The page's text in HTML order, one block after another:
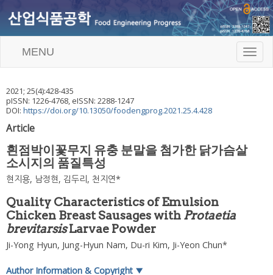
T
o
MENU
2021; 25(4):428-435
pISSN: 1226-4768, eISSN: 2288-1247
DOI: https://doi.org/10.13050/foodengprog.2021.25.4.428
Article
흰점박이꽃무지 유충 분말을 첨가한 닭가슴살
소시지의 품질특성
현지용, 남정현, 김두리 , 천지연*
Quality Characteristics of Emulsion
Chicken Breast Sausages with Protaetia
brevitarsisLarvae Powder
Ji-Yong Hyun, Jung-Hyun Nam, Du-ri Kim, Ji-Yeon Chun*
Author Information & Copyright ▼